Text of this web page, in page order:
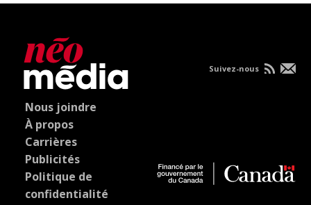
Nous joindre
À propos
Carrières
Publicités
Politique de
confidentialité
Suivez-nous